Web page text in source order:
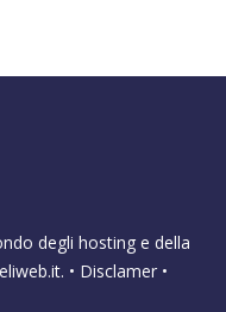
degli hosting e della
. • Disclamer •